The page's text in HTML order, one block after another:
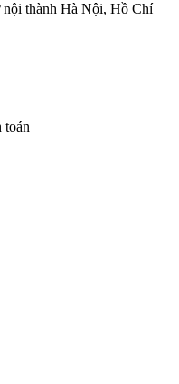
nội thành Hà Nội, Hồ Chí
toán